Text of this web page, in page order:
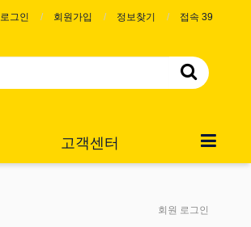
로그인 회원가입 정보찾기 접속 39
고객센터
회원 로그인